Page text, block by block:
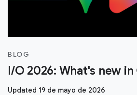
BLOG
I/O 2026: What's new
Updated 19 de mayo de 2026